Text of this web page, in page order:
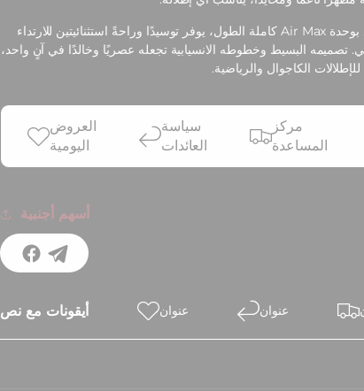
مزود بوحدة Air Max كاملة الطول، يوفر توسيدًا وراحةً استثنائيتين للارتداء
تصميمه البسيط وخطوطه الانسيابية تجعله عصريًا وخالدًا في آنٍ واحد،
للإطلالات الكاجوال والرياضية.
العروض
اليومية
سياسة
العائدات
مركز
المساعدة
أسهم أجنبية
أيقونات مع نص عنوان عنوان